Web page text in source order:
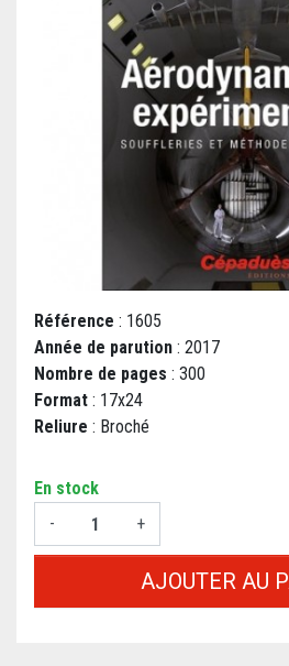
Référence : 1605
Année de parution : 2017
Nombre de pages : 300
Format : 17x24
Reliure : Broché
En stock
-
+
AJOUTER AU